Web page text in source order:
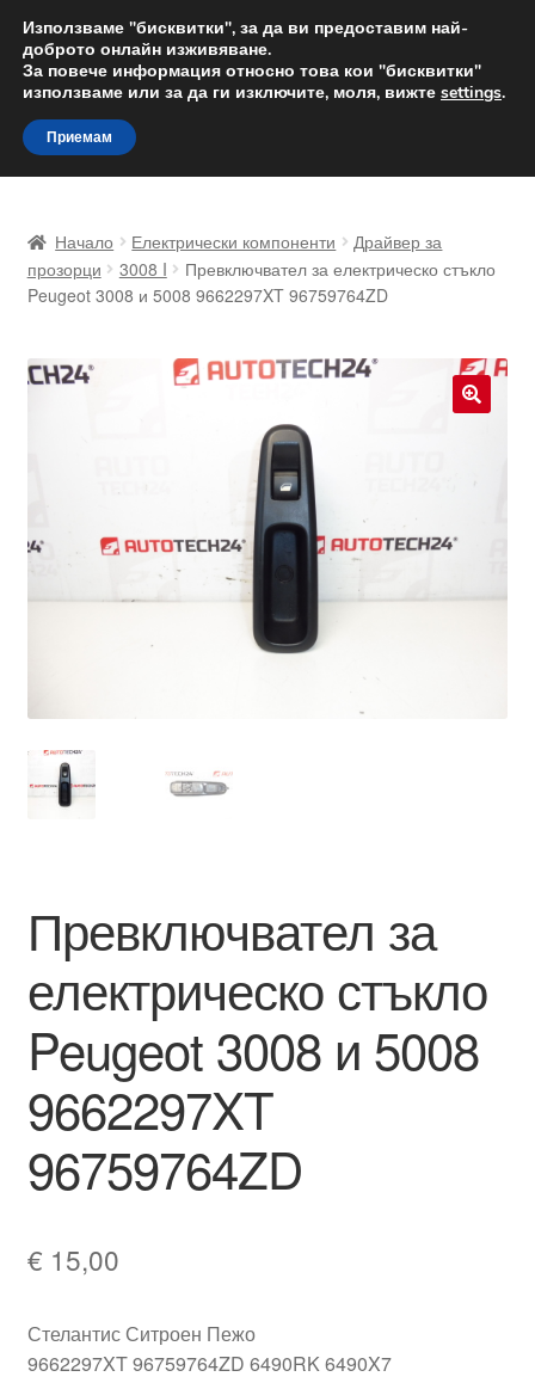
ДОСТАВКА от 12 лв.
Доставка по целия свят
Skip
to
navigation
Skip
to
content
Доставка по целия свят
За нас
Правила и условия
Транспорт
Начало Електрически компоненти
Драйвер за
прозорци
3008 I
Превключвател за електрическо стъкло
Peugeot 3008 и 5008 9662297XT 96759764ZD
Превключвател за
електрическо стъкло
Peugeot 3008 и 5008
9662297XT
96759764ZD
€ 15,00
Стелантис Ситроен Пежо
9662297XT 96759764ZD 6490RK 6490X7
Използваме "бисквитки", за да ви предоставим най-
доброто онлайн изживяване.
За повече информация относно това кои "бисквитки"
използваме или за да ги изключите, моля, вижте settings.
Приемам